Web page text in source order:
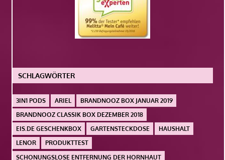
SCHLAGWÖRTER
3IN1 PODS ARIEL
BRANDNOOZ BOX JANUAR 2019
BRANDNOOZ CLASSIK BOX DEZEMBER 2018
EIS.DE GESCHENKBOX
GARTENSTECKDOSE
HAUSHALT
LENOR
PRODUKTTEST
SCHONUNGSLOSE ENTFERNUNG DER HORNHAUT